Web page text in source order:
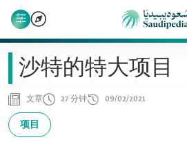
沙特的特大项目
文章 27 分钟 09/02/2021
项目